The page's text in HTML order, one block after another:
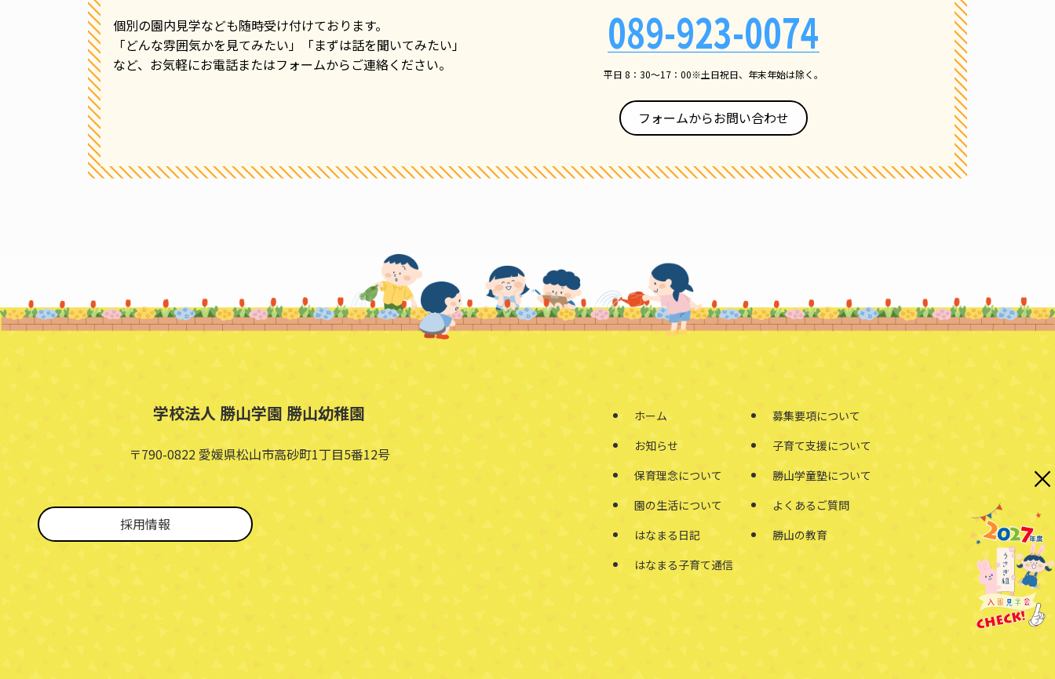
個別の園内見学なども随時受け付けております。
「どんな雰囲気かを見てみたい」
「まずは話を聞いてみたい」
など、お気軽にお電話またはフォームからご連絡ください。
089-923-0074
平日 8：30〜17：00 土日祝日、年末年始は除く。
フォームからお問い合わせ
学校法人 勝山学園 勝山幼稚園
〒790-0822 愛媛県松山市高砂町1丁目5番12号
採用情報
ホーム
お知らせ
保育理念について
園の生活について
はなまる日記
はなまる子育て通信
募集要項について
子育て支援について
勝山学童塾について
よくあるご質問
勝山の教育
×